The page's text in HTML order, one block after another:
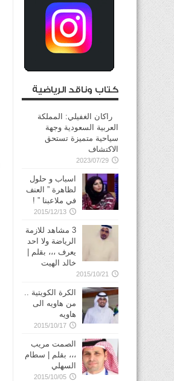
كتاب وناقد الرياضية
راكان الغفيلي: المملكة
العربية السعودية وجهة
سياحية متميزة تستحق
الاكتشاف
2023/07/29
اسباب و حلول
لظاهرة ” العنف
في ملاعبنا ” !
2015/12/13
3 مشاهد للازمة
الرياضة ولا احد
يعرف ،،، بقلم |
خالد الهيت
2015/10/21
الكرة الكويتية ..
من هاويه الى
هاويه
2015/10/17
الصمت مريب
،،، بقلم | سطام
السهلي
2015/10/05